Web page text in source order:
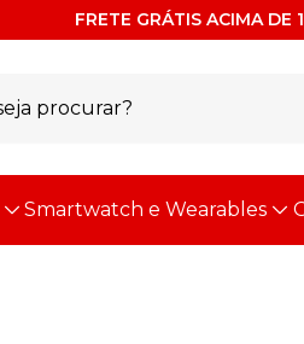
FRETE GRÁTIS ACIMA DE
Smartwatch e Wearables